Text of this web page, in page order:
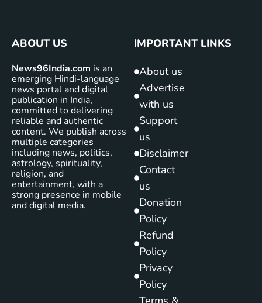
ABOUT US
News96India.com is an
emerging Hindi-language
news portal and digital
publication in India,
committed to delivering
reliable and authentic
content. We publish across
multiple categories
including news, politics,
astrology, spirituality,
religion, and
entertainment, with a
strong presence in mobile
and digital media.
IMPORTANT LINKS
About us
Advertise
with us
Support
us
Disclaimer
Contact
us
Donation
Policy
Refund
Policy
Privacy
Policy